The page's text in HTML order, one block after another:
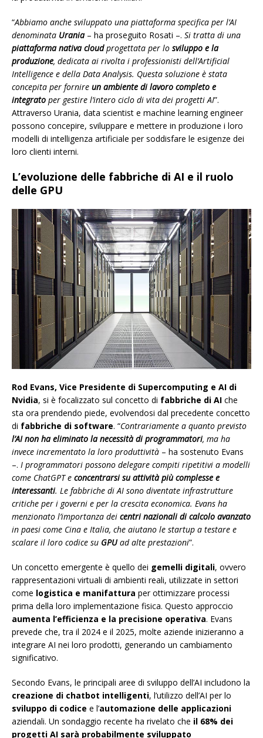
“Abbiamo anche sviluppato una piattaforma specifica per l’AI
denominata Urania– ha proseguito Rosati –. Si tratta di una
piattaforma nativa cloudprogettata per lo sviluppo e la
produzione, dedicata ai rivolta i professionisti dell’Artificial
Intelligence e della Data Analysis. Questa soluzione è stata
concepita per fornire un ambiente di lavoro completo e
integrato per gestire l’intero ciclo di vita dei progetti AI”.
Attraverso Urania, data scientist e machine learning engineer
possono concepire, sviluppare e mettere in produzione i loro
modelli di intelligenza artificiale per soddisfare le esigenze dei
loro clienti interni.
L’evoluzione delle fabbriche di AI e il ruolo
delle GPU
Rod Evans, Vice Presidente di Supercomputing e AI di
Nvidia, si è focalizzato sul concetto di fabbriche di AI che
sta ora prendendo piede, evolvendosi dal precedente concetto
di fabbriche di software. “Contrariamente a quanto previsto
l’AI non ha eliminato la necessità di programmatori, ma ha
invece incrementato la loro produttività – ha sostenuto Evans
–. I programmatori possono delegare compiti ripetitivi a modelli
come ChatGPT e concentrarsi su attività più complesse e
interessanti. Le fabbriche di AI sono diventate infrastrutture
critiche per i governi e per la crescita economica. Evans ha
menzionato l’importanza dei centri nazionali di calcolo avanzato
in paesi come Cina e Italia, che aiutano le startup a testare e
scalare il loro codice su GPUad alte prestazioni”.
Un concetto emergente è quello dei gemelli digitali, ovvero
rappresentazioni virtuali di ambienti reali, utilizzate in settori
come logistica e manifattura per ottimizzare processi
prima della loro implementazione fisica. Questo approccio
aumenta l’efficienza e la precisione operativa. Evans
prevede che, tra il 2024 e il 2025, molte aziende inizieranno a
integrare AI nei loro prodotti, generando un cambiamento
significativo.
Secondo Evans, le principali aree di sviluppo dell’AI includono la
creazione di chatbot intelligenti, l’utilizzo dell’AI per lo
sviluppo di codice e l’automazione delle applicazioni
aziendali. Un sondaggio recente ha rivelato che il 68% dei
progetti AI sarà probabilmente sviluppato